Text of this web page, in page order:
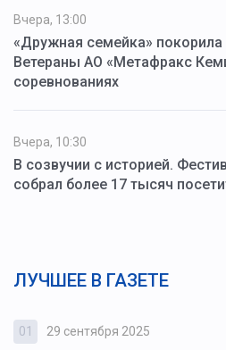
Вчера, 13:00
«Дружная семейка» покорила
Ветераны АО «Метафракс
соревнованиях
Вчера, 10:30
В созвучии с историей.
собрал более 17 тысяч
ЛУЧШЕЕ В ГАЗЕТЕ
01 29 сентября 2025